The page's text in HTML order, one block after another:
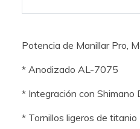
Potencia de Manillar Pro,
* Anodizado AL-7075
* Integración con Shimano
* Tornillos ligeros de titanio